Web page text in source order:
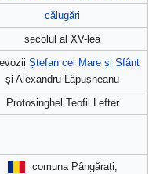
călugări
secolul al XV-lea
Ștefan cel Mare și Sfânt
și Alexandru Lăpușneanu
Protosinghel Teofil Lefter
comuna Pângărați,